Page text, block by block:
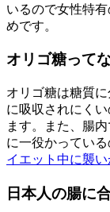
いるので女性特
めです。
オリゴ糖って
オリゴ糖は糖質
に吸収されにく
ます。また、腸
に一役かっている
イエット中に襲
日本人の腸に